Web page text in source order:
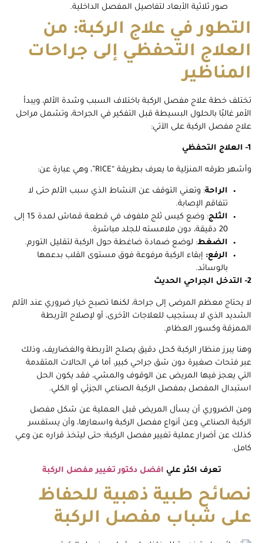
صور ثلاثية الأبعاد لتفاصيل المفصل الداخلية.
التطور في علاج الركبة: من
العلاج التحفظي إلى جراحات
المناظير
تختلف خطة علاج مفصل الركبة باختلاف السبب وشدة الألم، ويبدأ
الأمر غالبًا بالحلول البسيطة قبل التفكير في الجراحة، وتشمل مراحل
علاج مفصل الركبة على الآتي:
1- العلاج التحفظي
وأشهر طرقه المنزلية ما يعرف بطريقة “RICE”، وهي عبارة عن:
الراحة: وتعني التوقف عن النشاط الذي سبب الألم حتى لا
تتفاقم الإصابة.
الثلج
: وضع كيس ثلج ملفوف في قطعة قماش لمدة 15 إلى
20 دقيقة، دون ملامسته للجلد مباشرة.
الضغط: لوضع ضمادة ضاغطة حول الركبة لتقليل التورم.
الرفع: إبقاء الركبة مرفوعة فوق مستوى القلب بدعمها
بالوسائد.
2- التدخل الجراحي الحديث
لا يحتاج معظم المرضى إلى جراحة، لكنها تصبح خيار ضروري عند الألم
الشديد الذي لا يستجيب للعلاجات الأخرى، أو لإصلاح الأربطة
الممزقة وكسور العظام.
وهنا يبرز منظار الركبة كحل دقيق يصلح الأربطة والغضاريف، وذلك
عبر فتحات صغيرة دون شق جراحي كبير، أما في الحالات المتقدمة
التي يعجز فيها المريض عن الوقوف والمشي، فقد يكون الحل
استبدال المفصل بمفصل الركبة الصناعي الجزئي أو الكلي.
ومن الضروري أن يسأل المريض قبل العملية عن شكل مفصل
الركبة الصناعي وعن أنواع مفصل الركبة واسعارها، وأن يستفسر
كذلك عن أضرار عملية تغيير مفصل الركبة؛ حتى ليتخذ قراره عن وعي
كامل.
تعرف اكثر علي افضل دكتور تغيير مفصل الركبة
نصائح طبية ذهبية للحفاظ
على شباب مفصل الركبة